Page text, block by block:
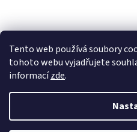
Tento web používá soubory
tohoto webu vyjadřujete
informacízde.